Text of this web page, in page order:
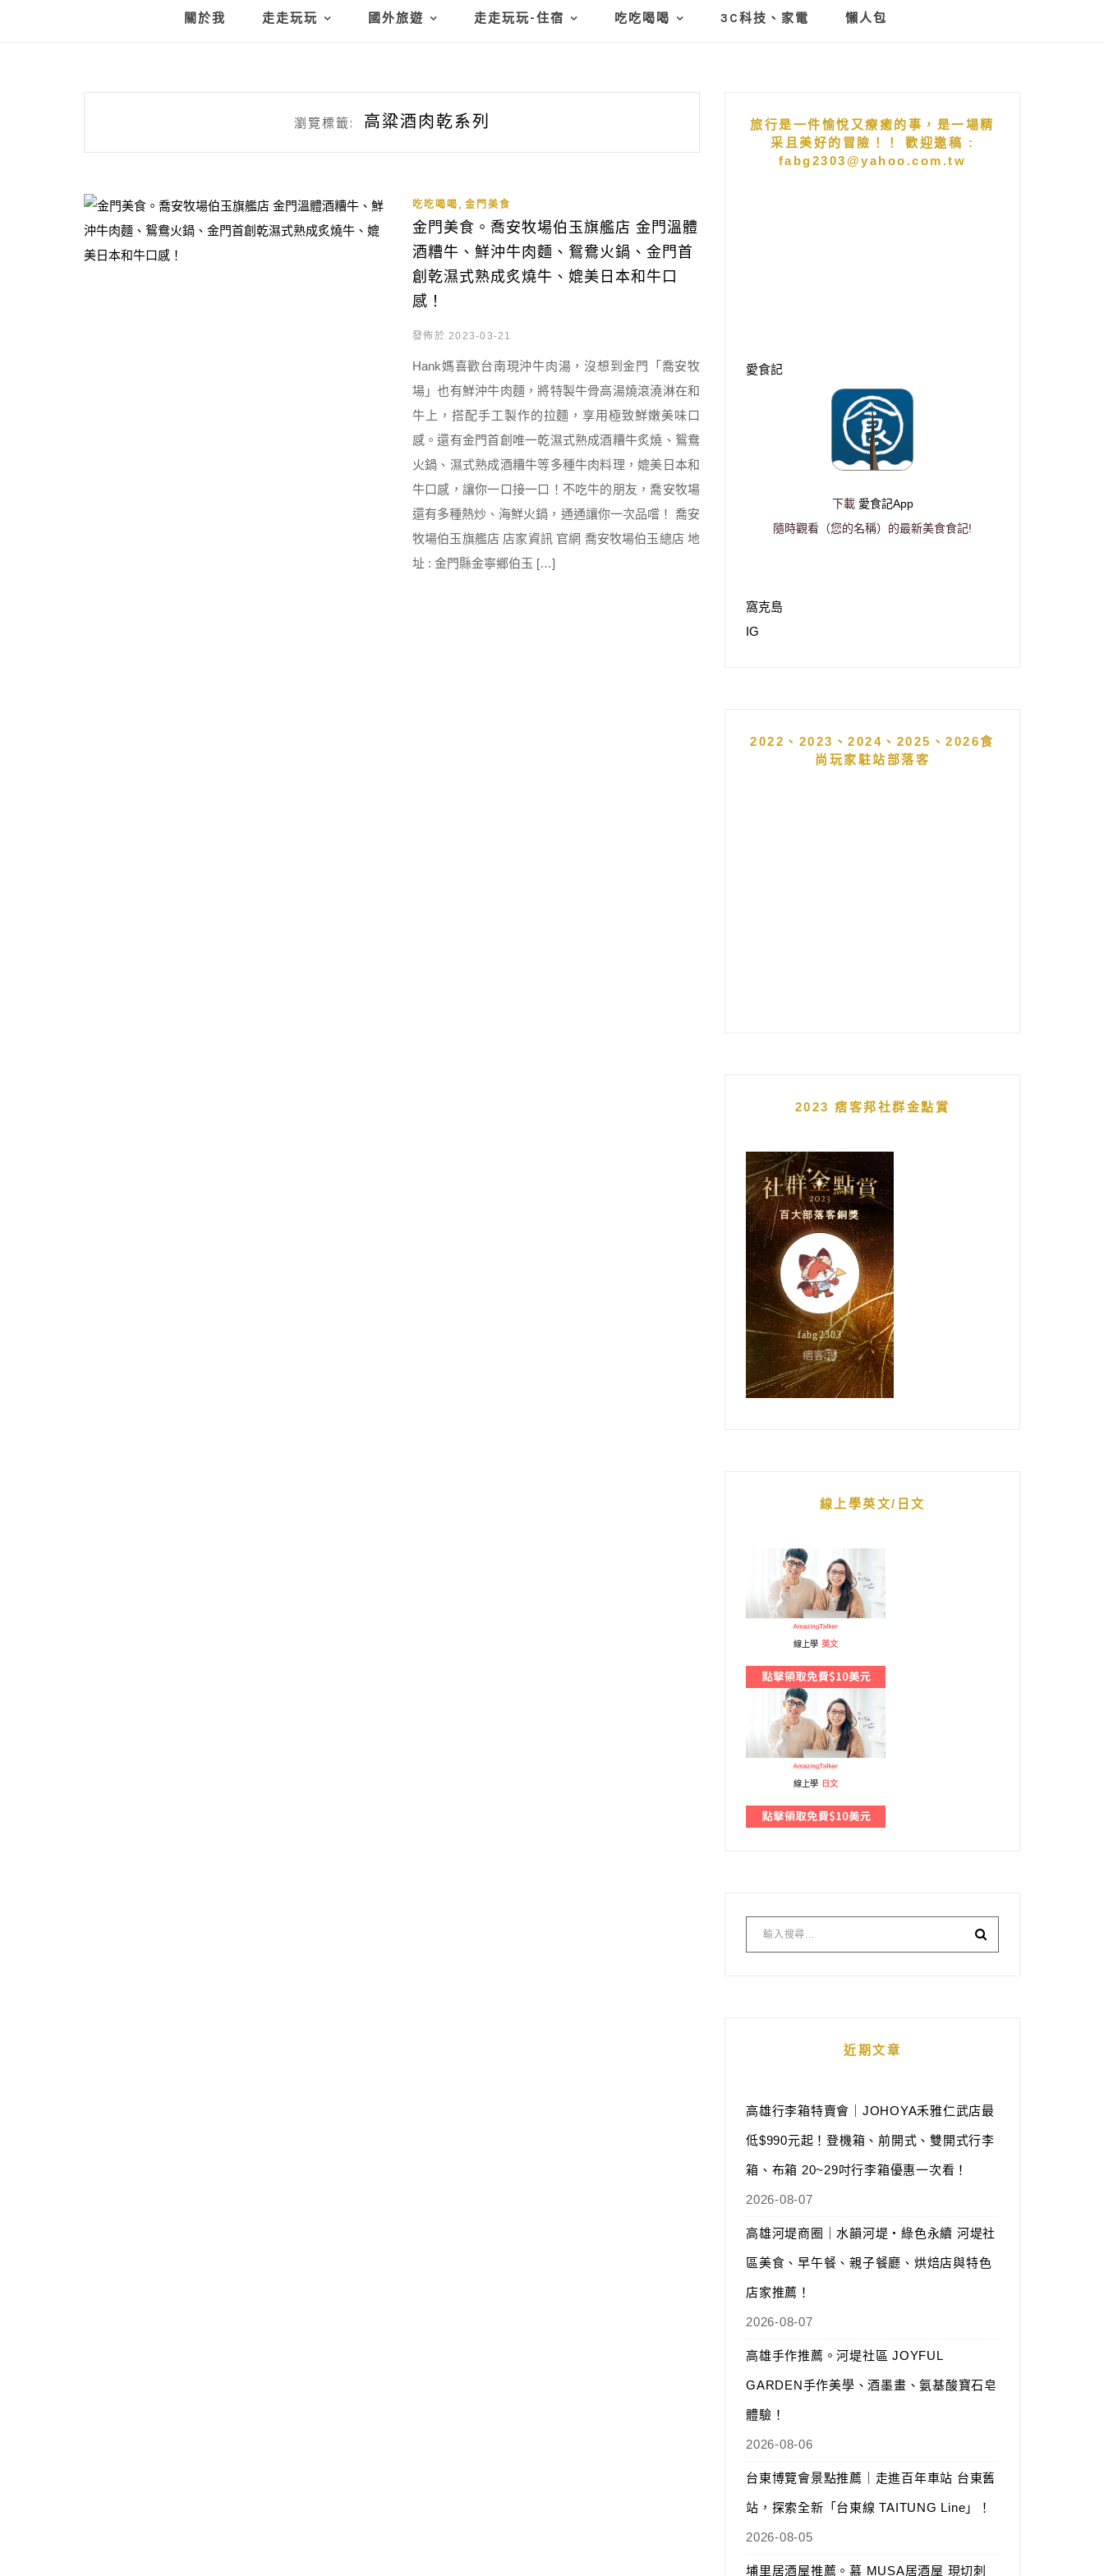
關於我 走走玩玩 國外旅遊 走走玩玩-住宿 吃吃喝喝 3C科技、家電 懶人包
瀏覽標籤: 高粱酒肉乾系列
吃吃喝喝 金門美食
金門美食。喬安牧場伯玉旗艦店 金門溫體
酒糟牛、鮮沖牛肉麵、鴛鴦火鍋、金門首
創乾濕式熟成炙燒牛、媲美日本和牛口
感！
發佈於 2023-03-21
Hank媽喜歡台南現沖牛肉湯，沒想到金門「喬安牧
場」也有鮮沖牛肉麵，將特製牛骨高湯燒滾澆淋在和
牛上，搭配手工製作的拉麵，享用極致鮮嫩美味口
感。還有金門首創唯一乾濕式熟成酒糟牛炙燒、鴛鴦
火鍋、濕式熟成酒糟牛等多種牛肉料理，媲美日本和
牛口感，讓你一口接一口！不吃牛的朋友，喬安牧場
還有多種熱炒、海鮮火鍋，通通讓你一次品嚐！ 喬安
牧場伯玉旗艦店 店家資訊 官網 喬安牧場伯玉總店 地
址 : 金門縣金寧鄉伯玉 […]
旅行是一件愉悅又療癒的事，是一場精
采且美好的冒險！！ 歡迎邀稿 :
fabg2303@yahoo.com.tw
愛食記
下載 愛食記App
隨時觀看（您的名稱）的最新美食食記!
窩克島
IG
2022、2023、2024、2025、2026食
尚玩家駐站部落客
2023 痞客邦社群金點賞
線上學英文/日文
線上學 英文
線上學 日文
近期文章
高雄行李箱特賣會｜JOHOYA禾雅仁武店最
低$990元起！登機箱、前開式、雙開式行李
箱、布箱 20~29吋行李箱優惠一次看！
2026-08-07
高雄河堤商圈｜水韻河堤‧綠色永續 河堤社
區美食、早午餐、親子餐廳、烘焙店與特色
店家推薦！
2026-08-07
高雄手作推薦。河堤社區 JOYFUL
GARDEN手作美學、酒墨畫、氨基酸寶石皂
體驗！
2026-08-06
台東博覽會景點推薦｜走進百年車站 台東舊
站，探索全新「台東線 TAITUNG Line」！
2026-08-05
埔里居酒屋推薦。慕 MUSA居酒屋 現切刺